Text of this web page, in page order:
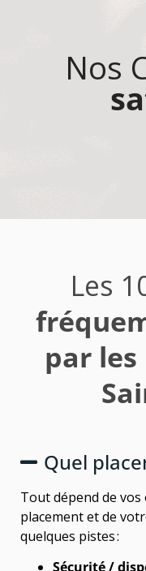
Nos
Les
par
Quel
Tout dépend de
placement et de
quelques pistes :
Sécurité /